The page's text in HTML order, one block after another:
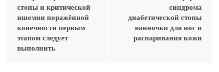
стопы и критической
ишемии поражённой
конечности первым
этапом следует
выполнить
синдрома
диабетической стопы
ванночки для ног и
распаривания кожи